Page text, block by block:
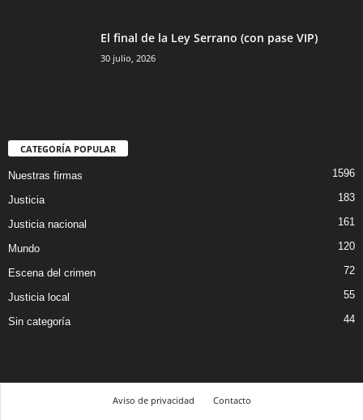
El final de la Ley Serrano (con pase VIP)
30 julio, 2026
CATEGORÍA POPULAR
Nuestras firmas 1596
Justicia 183
Justicia nacional 161
Mundo 120
Escena del crimen 72
Justicia local 55
Sin categoría 44
Aviso de privacidad
Contacto